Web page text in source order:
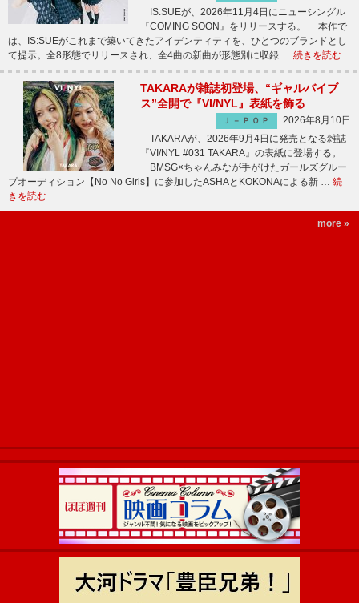
IS:SUEが、2026年11月4日にニューシングル
『COMING SOON』をリリースする。 本作で
は、IS:SUEがこれまで築いてきたアイデンティティを、ひとつのブランドとし
て提示。全8形態でリリースされ、全4曲の新曲が形態別に収録 … 続きを読む
TAKARAが雑誌初登場、“ギャルバイブ
ス”全開で『VI/NYL』表紙を飾る
Ｊ－ＰＯＰ
2026年8月10日
TAKARAが、2026年9月4日に発売となる雑誌
『VI/NYL #031 TAKARA』の表紙に登場する。
BMSG×ちゃんみなが手がけたガールズグルー
プオーディション【No No Girls】に参加したASHAとKOKONAによる新 … 続
きを読む
more »